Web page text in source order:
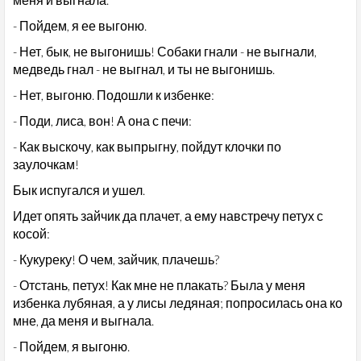
- Пойдем, я ее выгоню.
- Нет, бык, не выгонишь! Собаки гнали - не выгнали,
медведь гнал - не выгнал, и ты не выгонишь.
- Нет, выгоню. Подошли к избенке:
- Поди, лиса, вон! А она с печи:
- Как выскочу, как выпрыгну, пойдут клочки по
заулочкам!
Бык испугался и ушел.
Идет опять зайчик да плачет, а ему навстречу петух с
косой:
- Кукуреку! О чем, зайчик, плачешь?
- Отстань, петух! Как мне не плакать? Была у меня
избенка лубяная, а у лисы ледяная; попросилась она ко
мне, да меня и выгнала.
- Пойдем, я выгоню.